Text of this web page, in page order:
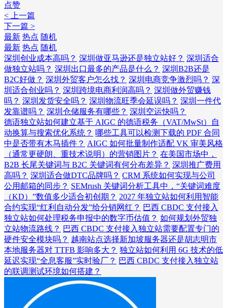
点赞
< 上一篇
下一篇 >
最新 热点 随机
最新 热点 随机
深圳创业成本高吗？ 深圳做亚马逊还是独立站好？ 深圳适合
做独立站吗？ 深圳出口最多的产品是什么？ 深圳B2B还是
B2C好做？ 深圳外贸客户怎么找？ 深圳电商竞争激烈吗？ 深
圳适合创业吗？ 深圳跨境电商利润高吗？ 深圳做外贸赚钱
吗？ 深圳发货安全吗？ 深圳物流旺季会延误吗？ 深圳一件代
发靠谱吗？ 深圳仓储服务有哪些？ 深圳空运快吗？
德语独立站如何建立基于 AIGC 的德语税务（VAT/MwSt）自
动换算与搜索优化系统？ 哪些工具可以检测下载的 PDF 合同
中是否带有木马插件？ AIGC 如何批量制作适配 VK 审美风格
（通常更硬朗、重技术说明）的营销图片？ 在美国市场中，
B2B 长尾关键词与 B2C 关键词有何分布差异？ 深圳推广费用
高吗？ 深圳适合做DTC品牌吗？ CRM 系统如何实现与公司
公用邮箱的同步？ SEMrush 关键词分析工具中，“关键词难度
（KD）”数值多少适合初创期？ 2027 年独立站如何利用智能
合约实现“红利自动分发”给分销网红？ 巴西 CBDC 支付接入
独立站如何处理税务申报中的数字币估值？ 如何规划外贸独
立站物流路线？ 巴西 CBDC 支付接入独立站需要配置专门的
硬件安全模块吗？ 越南站点选择新加坡服务器还是胡志明市
本地服务器对 TTFB 影响多大？ 独立站如何利用 6G 技术的低
延迟实现“全息客服”实时验厂？ 巴西 CBDC 支付接入独立站
的联调测试环境如何搭建？